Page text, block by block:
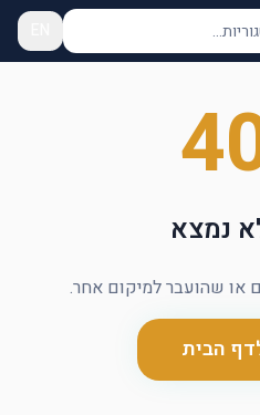
נמצא
שהועבר למיקום אחר.
הבית